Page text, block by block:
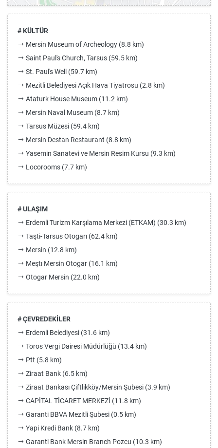
# KÜLTÜR
Mersin Museum of Archeology (8.8 km)
Saint Paul's Church, Tarsus (59.5 km)
St. Paul's Well (59.7 km)
Mezitli Belediyesi Açık Hava Tiyatrosu (2.8 km)
Ataturk House Museum (11.2 km)
Mersin Naval Museum (8.7 km)
Tarsus Müzesi (59.4 km)
Mersin Destan Restaurant (8.8 km)
Yasemin Sanatevi ve Mersin Resim Kursu (9.3 km)
Locorooms (7.7 km)
# ULAŞIM
Erdemli Turizm Karşılama Merkezi (ETKAM) (30.3 km)
Taşti-Tarsus Otogarı (62.4 km)
Mersin (12.8 km)
Meştı Mersin Otogar (16.1 km)
Otogar Mersin (22.0 km)
# ÇEVREDEKİLER
Erdemli Belediyesi (31.6 km)
Toros Vergi Dairesi Müdürlüğü (13.4 km)
Ptt (5.8 km)
Ziraat Bank (6.5 km)
Ziraat Bankası Çiftlikköy/Mersin Şubesi (3.9 km)
CAPİTAL TİCARET MERKEZİ (11.8 km)
Garanti BBVA Mezitli Şubesi (0.5 km)
Yapi Kredi Bank (8.7 km)
Garanti Bank Mersin Branch Pozcu (10.3 km)